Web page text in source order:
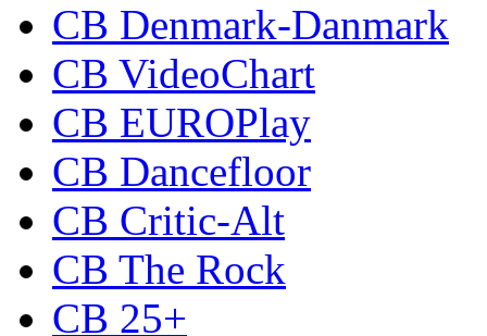
CB Denmark-Danmark
CB VideoChart
CB EUROPlay
CB Dancefloor
CB Critic-Alt
CB The Rock
CB 25+